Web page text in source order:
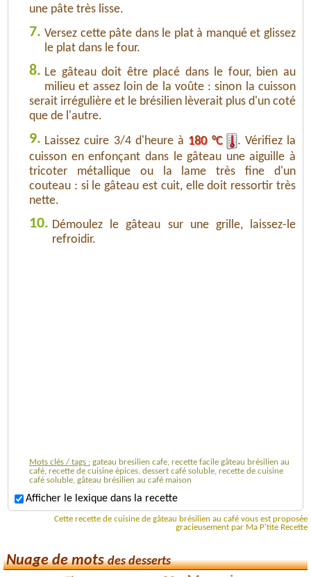
une pâte très lisse.
7. Versez cette pâte dans le plat à manqué et glissez
le plat dans le four.
8. Le gâteau doit être placé dans le four, bien au
milieu et assez loin de la voûte : sinon la cuisson
serait irrégulière et le brésilien lèverait plus d'un coté
que de l'autre.
9. Laissez cuire 3/4 d'heure à 180 °C
. Vérifiez la
cuisson en enfonçant dans le gâteau une aiguille à
tricoter métallique ou la lame très fine d'un
couteau : si le gâteau est cuit, elle doit ressortir très
nette.
10. Démoulez le gâteau sur une grille, laissez-le
refroidir.
Mots clés / tags : gateau bresilien cafe, recette facile gâteau brésilien au
café, recette de cuisine épices, dessert café soluble, recette de cuisine
café soluble, gâteau brésilien au café maison
Afficher le lexique dans la recette
Cette recette de cuisine de gâteau brésilien au café vous est proposée
gracieusement par Ma P'tite Recette
Nuage de motsdes desserts